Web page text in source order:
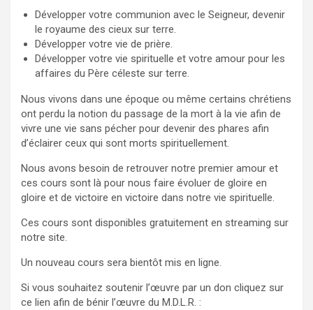
Développer votre communion avec le Seigneur, devenir
le royaume des cieux sur terre.
Développer votre vie de prière.
Développer votre vie spirituelle et votre amour pour les
affaires du Père céleste sur terre.
Nous vivons dans une époque ou même certains chrétiens
ont perdu la notion du passage de la mort à la vie afin de
vivre une vie sans pécher pour devenir des phares afin
d’éclairer ceux qui sont morts spirituellement.
Nous avons besoin de retrouver notre premier amour et
ces cours sont là pour nous faire évoluer de gloire en
gloire et de victoire en victoire dans notre vie spirituelle.
Ces cours sont disponibles gratuitement en streaming sur
notre site.
Un nouveau cours sera bientôt mis en ligne.
Si vous souhaitez soutenir l’œuvre par un don cliquez sur
ce lien afin de bénir l’œuvre du M.D.L.R. :